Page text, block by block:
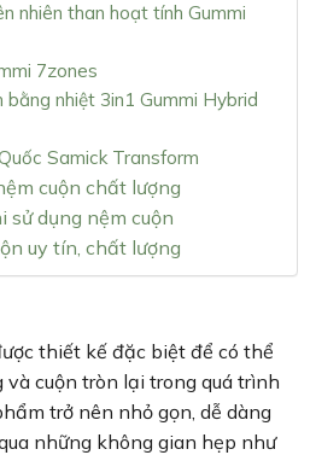
nhiên than hoạt tính Gummi
7zones
bằng nhiệt 3in1 Gummi Hybrid
Samick Transform
cuộn chất lượng
sử dụng nệm cuộn
uy tín, chất lượng
thiết kế đặc biệt để có thể
cuộn tròn lại trong quá trình
trở nên nhỏ gọn, dễ dàng
những không gian hẹp như